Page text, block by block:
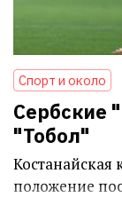
Спорт и около
Сербские
"Тобол"
Костанайская
положение